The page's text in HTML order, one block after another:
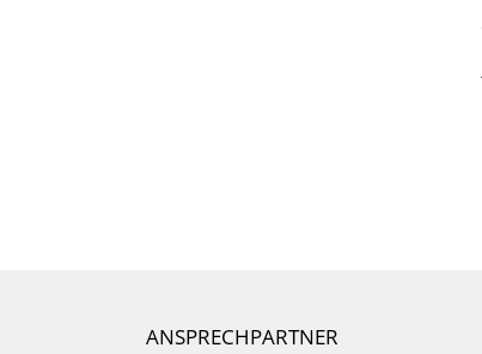
ANSPRECHPARTNER